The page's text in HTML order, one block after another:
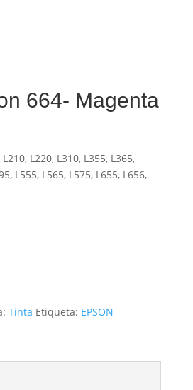
664- Magenta
L220, L310, L355, L365,
L555, L565, L575, L655, L656,
Tinta Etiqueta: EPSON